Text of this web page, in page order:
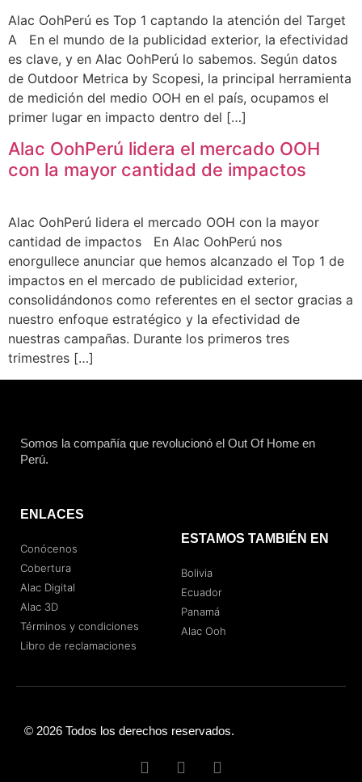
Alac OohPerú es Top 1 captando la atención del Target
A En el mundo de la publicidad exterior, la efectividad
es clave, y en Alac OohPerú lo sabemos. Según datos
de Outdoor Metrica by Scopesi, la principal herramienta
de medición del medio OOH en el país, ocupamos el
primer lugar en impacto dentro del […]
Alac OohPerú lidera el mercado OOH
con la mayor cantidad de impactos
Alac OohPerú lidera el mercado OOH con la mayor
cantidad de impactos En Alac OohPerú nos
enorgullece anunciar que hemos alcanzado el Top 1 de
impactos en el mercado de publicidad exterior,
consolidándonos como referentes en el sector gracias a
nuestro enfoque estratégico y la efectividad de
nuestras campañas. Durante los primeros tres
trimestres […]
Somos la compañía que revolucionó el Out Of Home en
Perú.
ENLACES
Conócenos
Cobertura
Alac Digital
Alac 3D
Términos y condiciones
Libro de reclamaciones
ESTAMOS TAMBIÉN EN
Bolivia
Ecuador
Panamá
Alac Ooh
© 2026 Todos los derechos reservados.